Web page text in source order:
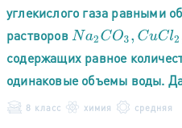
углекислого газа равными
растворовNa2CO3,Cu Cl2,Na3
содержащих равное
одинаковые объемы воды.
8 класс химия средняя